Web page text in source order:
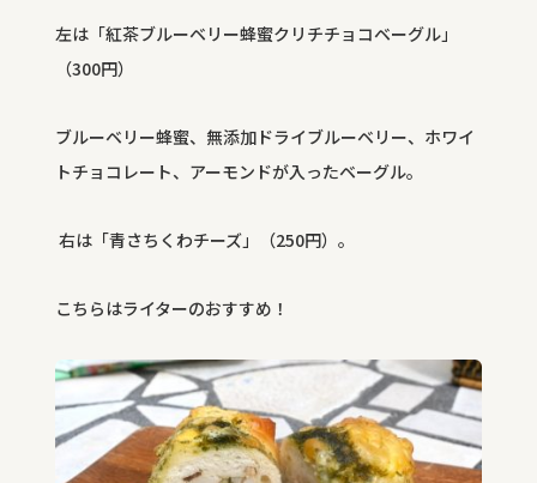
左は「紅茶ブルーベリー蜂蜜クリチチョコベーグル」
（300円）
ブルーベリー蜂蜜、無添加ドライブルーベリー、ホワイ
トチョコレート、アーモンドが入ったベーグル。
右は「青さちくわチーズ」（250円）。
こちらはライターのおすすめ！